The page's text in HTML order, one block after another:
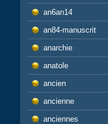
an6an14
an84-manuscrit
anarchie
anatole
ancien
ancienne
anciennes